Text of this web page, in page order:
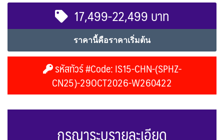
17,499-22,499 บาท
ราคานี้คือราคาเริ่มต้น
รหัสทัวร์ #Code: IS15-CHN-(SPHZ-
CN25)-29OCT2026-W260422
กรุณาระบุรายละเอียด